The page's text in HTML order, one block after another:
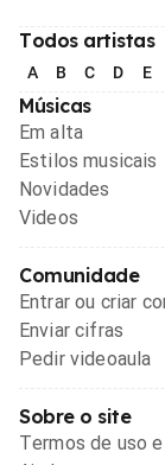
Todos artistas
A B C D E
Músicas
Em alta
Estilos musicais
Novidades
Videos
Comunidade
Entrar ou criar
Enviar cifras
Pedir videoaula
Sobre o site
Termos de uso